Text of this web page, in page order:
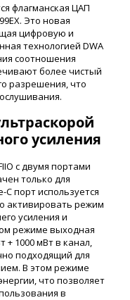
флагманская ЦАП
Это новая
цифровую и
технологией DWA
соотношения
более чистый
разрешения, что
усиления
с двумя портами
только для
C порт используется
активировать режим
усиления и
режиме выходная
+ 1000 мВт в канал,
подходящий для
В этом режиме
что позволяет
в